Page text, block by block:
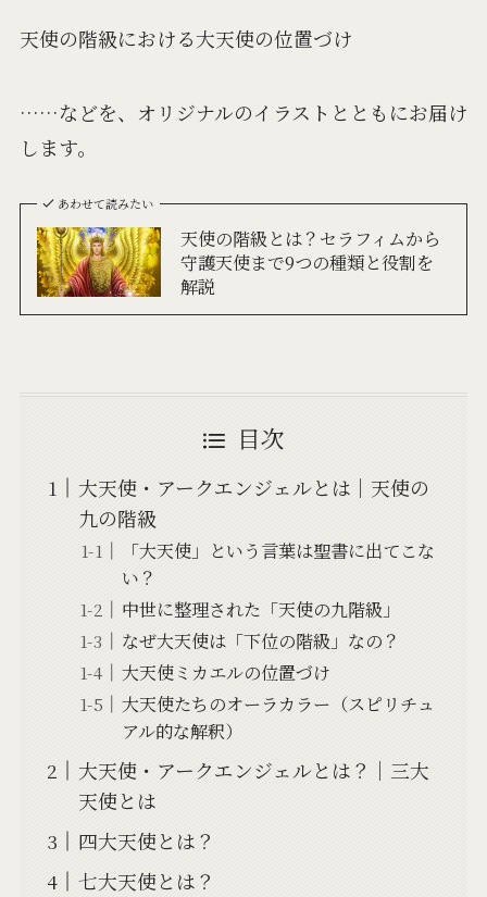
天使の階級における大天使の位置づけ
……などを、オリジナルのイラストとともにお届け
します。
あわせて読みたい
天使の階級とは？セラフィムから
守護天使まで9つの種類と役割を
解説
目次
大天使・アークエンジェルとは│天使の
九の階級
「大天使」という言葉は聖書に出てこな
い？
中世に整理された「天使の九階級」
なぜ大天使は「下位の階級」なの？
大天使ミカエルの位置づけ
大天使たちのオーラカラー（スピリチュ
アル的な解釈）
大天使・アークエンジェルとは？│三大
天使とは
四大天使とは？
七大天使とは？